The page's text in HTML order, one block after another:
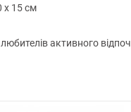
х 15 см
активного